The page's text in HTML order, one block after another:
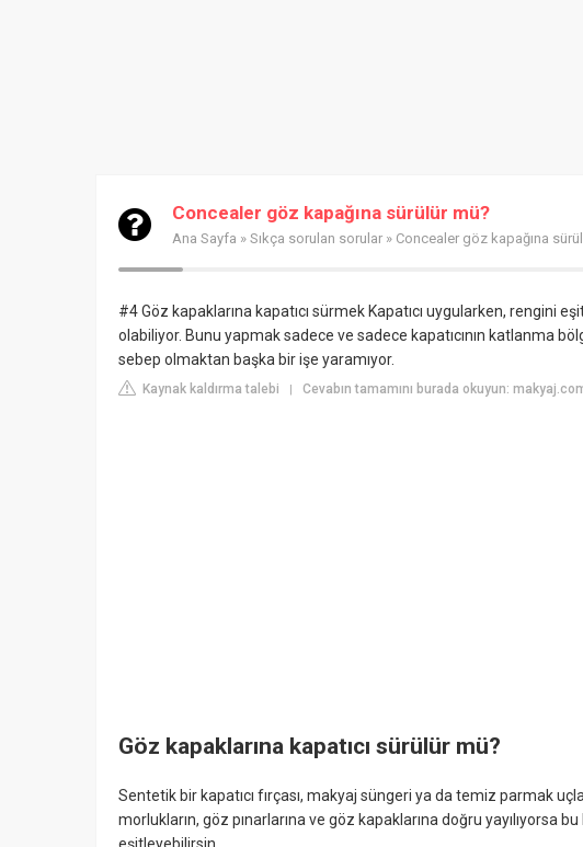
Concealer göz kapağına sürülür mü?
Ana Sayfa » Sıkça sorulan sorular » Concealer göz kapağına
#4 Göz kapaklarına kapatıcı sürmek Kapatıcı uygularken, rengini
olabiliyor. Bunu yapmak sadece ve sadece kapatıcının katlanma
sebep olmaktan başka bir işe yaramıyor.
Kaynak kaldırma talebi | Cevabın tamamını burada okuyun:
Göz kapaklarına kapatıcı sürülür mü?
Sentetik bir kapatıcı fırçası, makyaj süngeri ya da temiz parmak
morlukların, göz pınarlarına ve göz kapaklarına doğru yayılıyorsa